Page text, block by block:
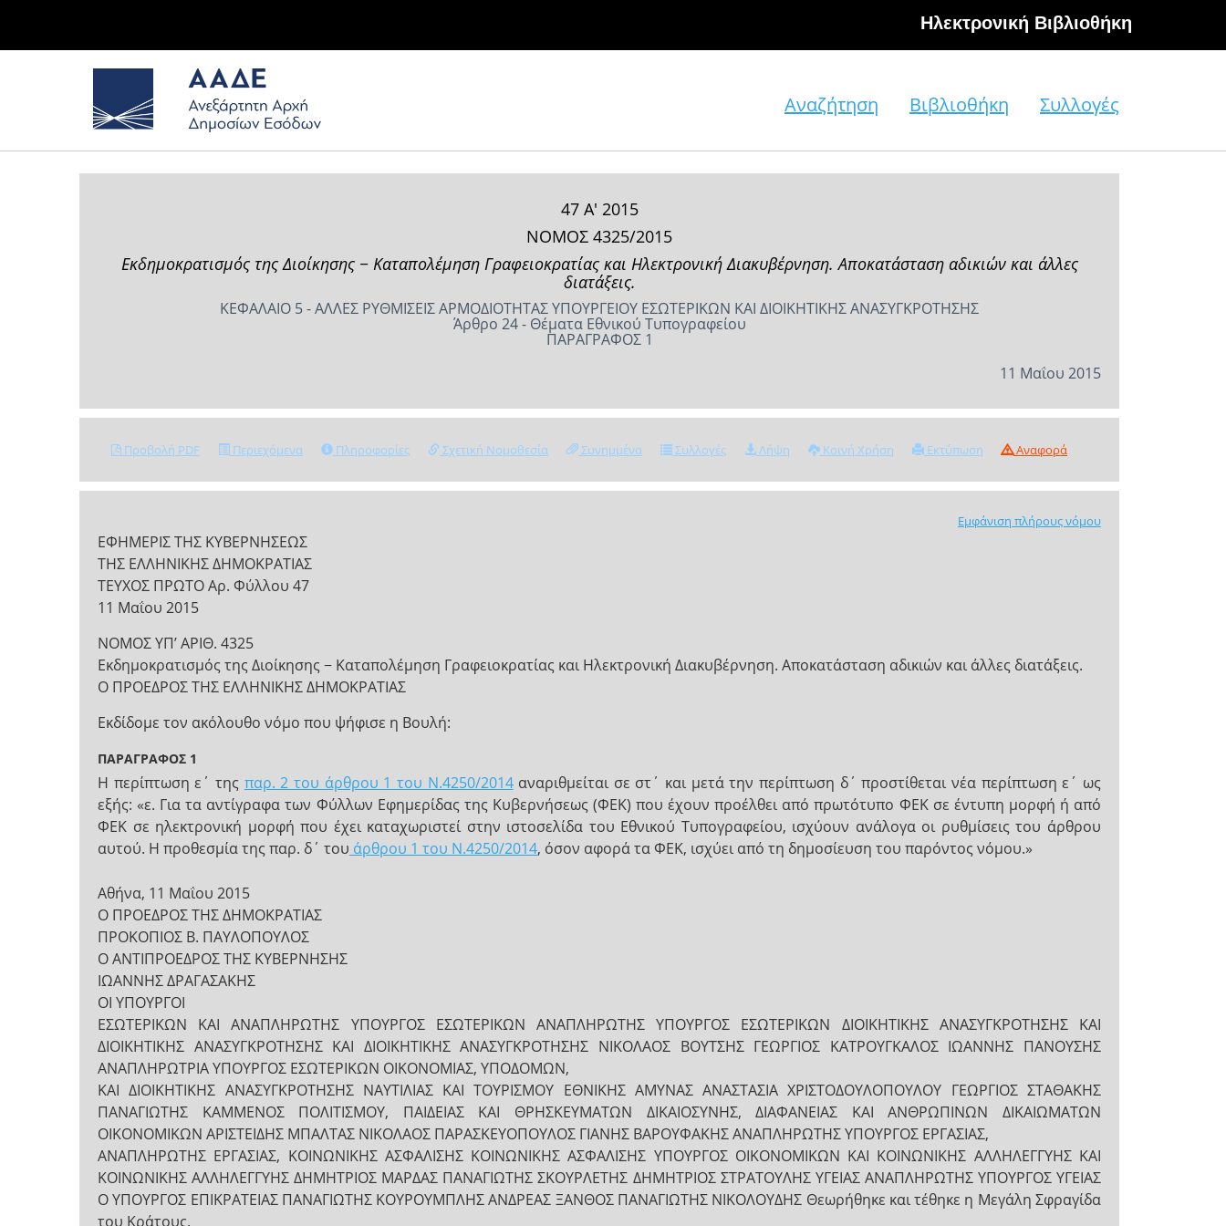
Hλεκτρονική Βιβλιοθήκη
Αναζήτηση Βιβλιοθήκη Συλλογές
47 Α' 2015
ΝΟΜΟΣ 4325/2015
Εκδημοκρατισμός της Διοίκησης − Καταπολέμηση Γραφειοκρατίας και Ηλεκτρονική Διακυβέρνηση. Αποκατάσταση αδικιών και άλλες
διατάξεις.
ΚΕΦΑΛΑΙΟ 5 - ΑΛΛΕΣ ΡΥΘΜΙΣΕΙΣ ΑΡΜΟΔΙΟΤΗΤΑΣ ΥΠΟΥΡΓΕΙΟΥ ΕΣΩΤΕΡΙΚΩΝ ΚΑΙ ΔΙΟΙΚΗΤΙΚΗΣ ΑΝΑΣΥΓΚΡΟΤΗΣΗΣ
Άρθρο 24 - Θέματα Εθνικού Τυπογραφείου
ΠΑΡΑΓΡΑΦΟΣ 1
11 Μαΐου 2015
Προβολή PDF Περιεχόμενα Πληροφορίες Σχετική Νομοθεσία Συνημμένα Συλλογές Λήψη Κοινή Χρήση Εκτύπωση Αναφορά
Εμφάνιση πλήρους νόμου
ΕΦΗΜΕΡΙΣ ΤΗΣ ΚΥΒΕΡΝΗΣΕΩΣ
ΤΗΣ ΕΛΛΗΝΙΚΗΣ ΔΗΜΟΚΡΑΤΙΑΣ
ΤΕΥΧΟΣ ΠΡΩΤΟ Αρ. Φύλλου 47
11 Μαΐου 2015
NOMOΣ ΥΠ’ ΑΡΙΘ. 4325
Εκδημοκρατισμός της Διοίκησης − Καταπολέμηση Γραφειοκρατίας και Ηλεκτρονική Διακυβέρνηση. Αποκατάσταση αδικιών και άλλες διατάξεις.
Ο ΠΡΟΕΔΡΟΣ ΤΗΣ ΕΛΛΗΝΙΚΗΣ ΔΗΜΟΚΡΑΤΙΑΣ
Εκδίδομε τον ακόλουθο νόμο που ψήφισε η Βουλή:
ΠΑΡΑΓΡΑΦΟΣ 1
Η περίπτωση ε΄ της παρ. 2 του άρθρου 1 του Ν.4250/2014αναριθμείται σε στ΄ και μετά την περίπτωση δ΄ προστίθεται νέα περίπτωση ε΄ ως
εξής: «ε. Για τα αντίγραφα των Φύλλων Εφημερίδας της Κυβερνήσεως (ΦΕΚ) που έχουν προέλθει από πρωτότυπο ΦΕΚ σε έντυπη μορφή ή από
ΦΕΚ σε ηλεκτρονική μορφή που έχει καταχωριστεί στην ιστοσελίδα του Εθνικού Τυπογραφείου, ισχύουν ανάλογα οι ρυθμίσεις του άρθρου
αυτού. Η προθεσμία της παρ. δ΄ του άρθρου 1 του Ν.4250/2014, όσον αφορά τα ΦΕΚ, ισχύει από τη δημοσίευση του παρόντος νόμου.»
Αθήνα, 11 Μαΐου 2015
Ο ΠΡΟΕΔΡΟΣ ΤΗΣ ΔΗΜΟΚΡΑΤΙΑΣ
ΠΡΟΚΟΠΙΟΣ Β. ΠΑΥΛΟΠΟΥΛΟΣ
O ANTIΠΡΟΕΔΡΟΣ ΤΗΣ ΚΥΒΕΡΝΗΣΗΣ
ΙΩΑΝΝΗΣ ΔΡΑΓΑΣΑΚΗΣ
ΟΙ ΥΠΟΥΡΓΟΙ
ΕΣΩΤΕΡΙΚΩΝ ΚΑΙ ΑΝΑΠΛΗΡΩΤΗΣ ΥΠΟΥΡΓΟΣ ΕΣΩΤΕΡΙΚΩΝ ΑΝΑΠΛΗΡΩΤΗΣ ΥΠΟΥΡΓΟΣ ΕΣΩΤΕΡΙΚΩΝ ΔΙΟΙΚΗΤΙΚΗΣ ΑΝΑΣΥΓΚΡΟΤΗΣΗΣ ΚΑΙ
ΔΙΟΙΚΗΤΙΚΗΣ ΑΝΑΣΥΓΚΡΟΤΗΣΗΣ ΚΑΙ ΔΙΟΙΚΗΤΙΚΗΣ ΑΝΑΣΥΓΚΡΟΤΗΣΗΣ ΝΙΚΟΛΑΟΣ ΒΟΥΤΣΗΣ ΓΕΩΡΓΙΟΣ ΚΑΤΡΟΥΓΚΑΛΟΣ ΙΩΑΝΝΗΣ ΠΑΝΟΥΣΗΣ
ΑΝΑΠΛΗΡΩΤΡΙΑ ΥΠΟΥΡΓΟΣ ΕΣΩΤΕΡΙΚΩΝ ΟΙΚΟΝΟΜΙΑΣ, ΥΠΟΔΟΜΩΝ,
ΚΑΙ ΔΙΟΙΚΗΤΙΚΗΣ ΑΝΑΣΥΓΚΡΟΤΗΣΗΣ ΝΑΥΤΙΛΙΑΣ ΚΑΙ ΤΟΥΡΙΣΜΟΥ ΕΘΝΙΚΗΣ ΑΜΥΝΑΣ ΑΝΑΣΤΑΣΙΑ ΧΡΙΣΤΟΔΟΥΛΟΠΟΥΛΟΥ ΓΕΩΡΓΙΟΣ ΣΤΑΘΑΚΗΣ
ΠΑΝΑΓΙΩΤΗΣ ΚΑΜΜΕΝΟΣ ΠΟΛΙΤΙΣΜΟΥ, ΠΑΙΔΕΙΑΣ ΚΑΙ ΘΡΗΣΚΕΥΜΑΤΩΝ ΔΙΚΑΙΟΣΥΝΗΣ, ΔΙΑΦΑΝΕΙΑΣ ΚΑΙ ΑΝΘΡΩΠΙΝΩΝ ΔΙΚΑΙΩΜΑΤΩΝ
ΟΙΚΟΝΟΜΙΚΩΝ ΑΡΙΣΤΕΙΔΗΣ ΜΠΑΛΤΑΣ ΝΙΚΟΛΑΟΣ ΠΑΡΑΣΚΕΥΟΠΟΥΛΟΣ ΓΙΑΝΗΣ ΒΑΡΟΥΦΑΚΗΣ ΑΝΑΠΛΗΡΩΤΗΣ ΥΠΟΥΡΓΟΣ ΕΡΓΑΣΙΑΣ,
ΑΝΑΠΛΗΡΩΤΗΣ ΕΡΓΑΣΙΑΣ, ΚΟΙΝΩΝΙΚΗΣ ΑΣΦΑΛΙΣΗΣ ΚΟΙΝΩΝΙΚΗΣ ΑΣΦΑΛΙΣΗΣ ΥΠΟΥΡΓΟΣ ΟΙΚΟΝΟΜΙΚΩΝ ΚΑΙ ΚΟΙΝΩΝΙΚΗΣ ΑΛΛΗΛΕΓΓΥΗΣ ΚΑΙ
ΚΟΙΝΩΝΙΚΗΣ ΑΛΛΗΛΕΓΓΥΗΣ ΔΗΜΗΤΡΙΟΣ ΜΑΡΔΑΣ ΠΑΝΑΓΙΩΤΗΣ ΣΚΟΥΡΛΕΤΗΣ ΔΗΜΗΤΡΙΟΣ ΣΤΡΑΤΟΥΛΗΣ ΥΓΕΙΑΣ ΑΝΑΠΛΗΡΩΤΗΣ ΥΠΟΥΡΓΟΣ ΥΓΕΙΑΣ
Ο ΥΠΟΥΡΓΟΣ ΕΠΙΚΡΑΤΕΙΑΣ ΠΑΝΑΓΙΩΤΗΣ ΚΟΥΡΟΥΜΠΛΗΣ ΑΝΔΡΕΑΣ ΞΑΝΘΟΣ ΠΑΝΑΓΙΩΤΗΣ ΝΙΚΟΛΟΥΔΗΣ Θεωρήθηκε και τέθηκε η Μεγάλη Σφραγίδα
του Κράτους.